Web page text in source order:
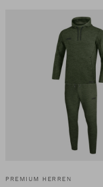
PREMIUM HERREN